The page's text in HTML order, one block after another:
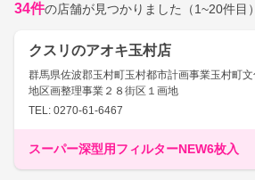
34件の店舗が見つかりました （1~20件目）
クスリのアオキ玉村店
群馬県佐波郡玉村町玉村都市計画事業玉村町
地区画整理事業２８街区１画地
TEL: 0270-61-6467
スーパー深型用フィルターNEW6枚入